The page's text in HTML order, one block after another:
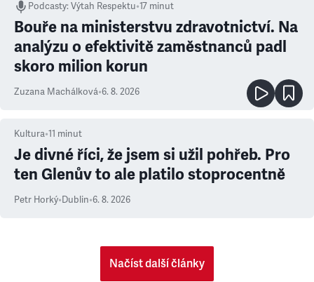
Podcasty:Výtah Respektu•17 minut
Bouře na ministerstvu zdravotnictví. Na
analýzu o efektivitě zaměstnanců padl
skoro milion korun
Zuzana Machálková•6. 8. 2026
Kultura•11 minut
Je divné říci, že jsem si užil pohřeb. Pro
ten Glenův to ale platilo stoprocentně
Petr Horký•Dublin•6. 8. 2026
Načíst další články